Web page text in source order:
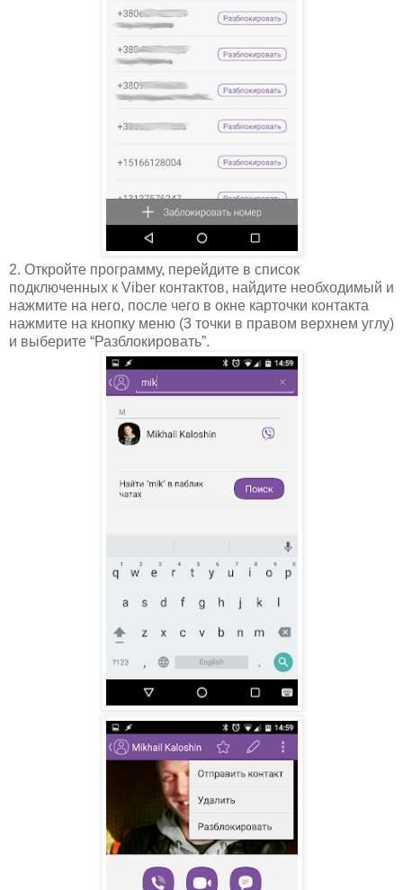
2. Откройте программу, перейдите в список
подключенных к Viber контактов, найдите необходимый и
нажмите на него, после чего в окне карточки контакта
нажмите на кнопку меню (3 точки в правом верхнем углу)
и выберите “Разблокировать”.